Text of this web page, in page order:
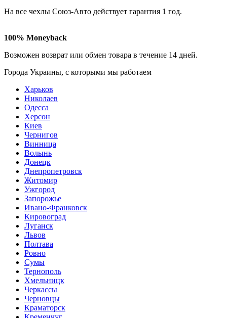
На все чехлы Союз-Авто действует гарантия 1 год.
100% Moneyback
Возможен возврат или обмен товара в течение 14 дней.
Города Украины, c которыми мы работаем
Харьков
Николаев
Одесса
Херсон
Киев
Чернигов
Винница
Волынь
Донецк
Днепропетровск
Житомир
Ужгород
Запорожье
Ивано-Франковск
Кировоград
Луганск
Львов
Полтава
Ровно
Сумы
Тернополь
Хмельницк
Черкассы
Черновцы
Краматорск